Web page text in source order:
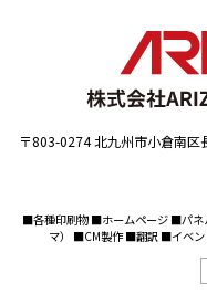
〒803-0274 北九州市小倉南
■各種印刷物 ■ホームページ ■パ
マ） ■CM製作 ■翻訳 ■イベン